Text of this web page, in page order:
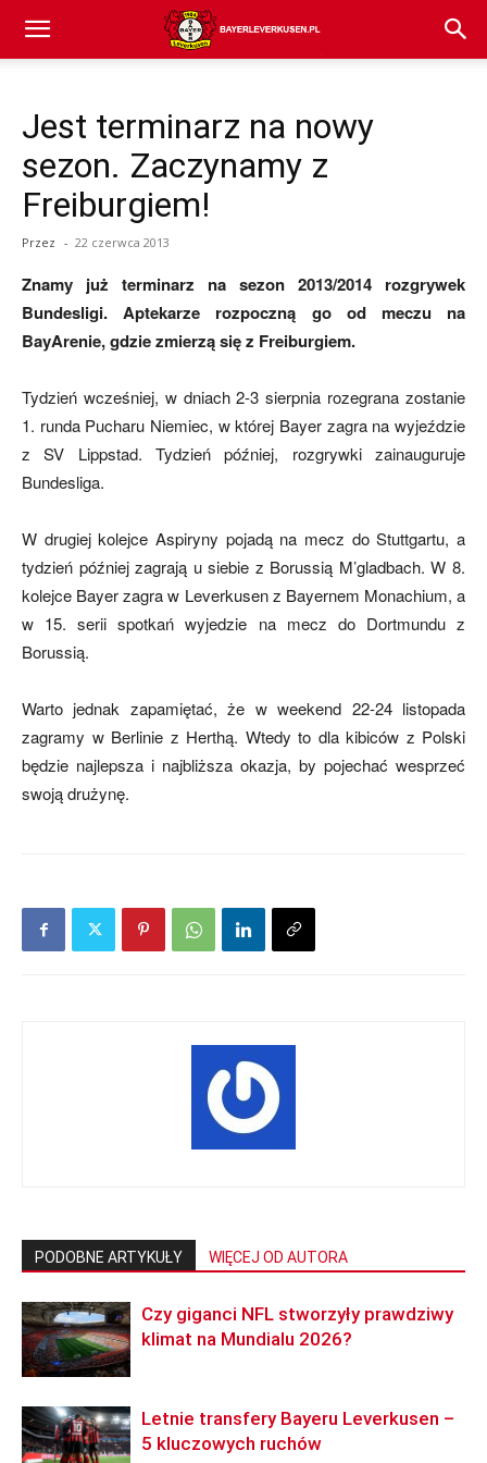
Bayer
Leverkusen
aktualności
(transfery,
mecze,
skład)
Jest terminarz na nowy
sezon. Zaczynamy z
Freiburgiem!
Przez - 22 czerwca 2013
Znamy już terminarz na sezon 2013/2014 rozgrywek
Bundesligi. Aptekarze rozpoczną go od meczu na
BayArenie, gdzie zmierzą się z Freiburgiem.
Tydzień wcześniej, w dniach 2-3 sierpnia rozegrana zostanie
1. runda Pucharu Niemiec, w której Bayer zagra na wyjeździe
z SV Lippstad. Tydzień później, rozgrywki zainauguruje
Bundesliga.
W drugiej kolejce Aspiryny pojadą na mecz do Stuttgartu, a
tydzień później zagrają u siebie z Borussią M’gladbach. W 8.
kolejce Bayer zagra w Leverkusen z Bayernem Monachium, a
w 15. serii spotkań wyjedzie na mecz do Dortmundu z
Borussią.
Warto jednak zapamiętać, że w weekend 22-24 listopada
zagramy w Berlinie z Herthą. Wtedy to dla kibiców z Polski
będzie najlepsza i najbliższa okazja, by pojechać wesprzeć
swoją drużynę.
PODOBNE ARTYKUŁY WIĘCEJ OD AUTORA
Czy giganci NFL stworzyły prawdziwy
klimat na Mundialu 2026?
Letnie transfery Bayeru Leverkusen –
5 kluczowych ruchów